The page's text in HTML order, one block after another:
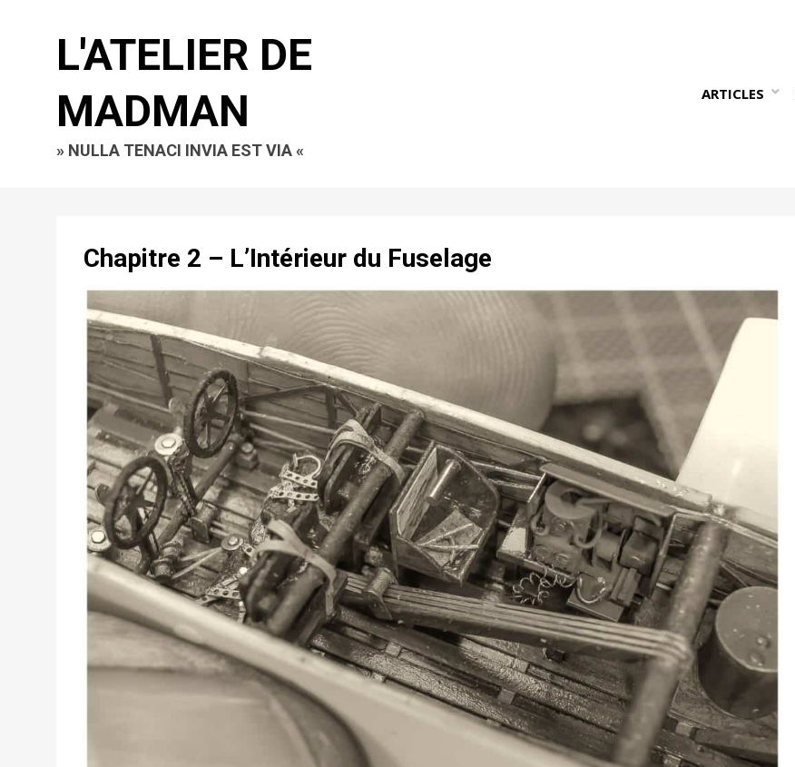
L'ATELIER DE
MADMAN
» NULLA TENACI INVIA EST VIA «
ARTICLES
Chapitre 2 – L’Intérieur du Fuselage